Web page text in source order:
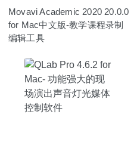
Movavi Academic 2020 20.0.0
for Mac中文版-教学课程录制
编辑工具